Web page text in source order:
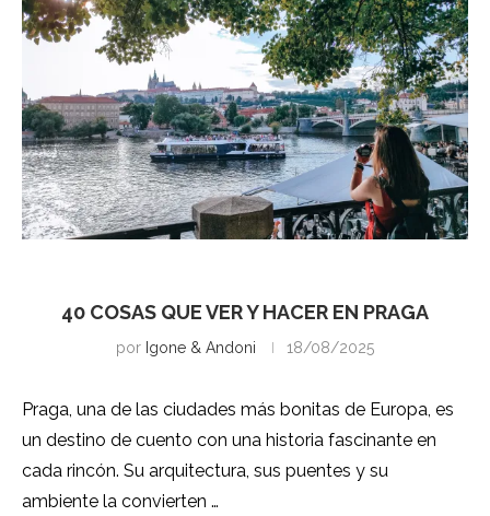
40 COSAS QUE VER Y HACER EN PRAGA
por Igone & Andoni 18/08/2025
Praga, una de las ciudades más bonitas de Europa, es
un destino de cuento con una historia fascinante en
cada rincón. Su arquitectura, sus puentes y su
ambiente la convierten …